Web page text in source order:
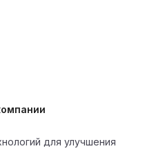
для улучшения